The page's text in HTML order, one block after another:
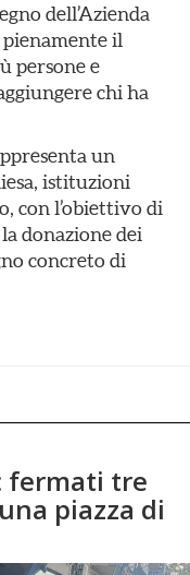
dell’Azienda
pienamente il
persone e
chi ha
un
istituzioni
con l’obiettivo di
donazione dei
concreto di
fermati tre
piazza di